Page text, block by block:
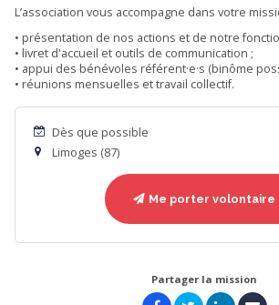
L’association vous accompagne dans votre
• présentation de nos actions et de notre
• livret d'accueil et outils de communication ;
• appui des bénévoles référent·e·s (binôme
• réunions mensuelles et travail collectif.
Dès que possible
Limoges (87)
Me porter volontaire
Partager la mission